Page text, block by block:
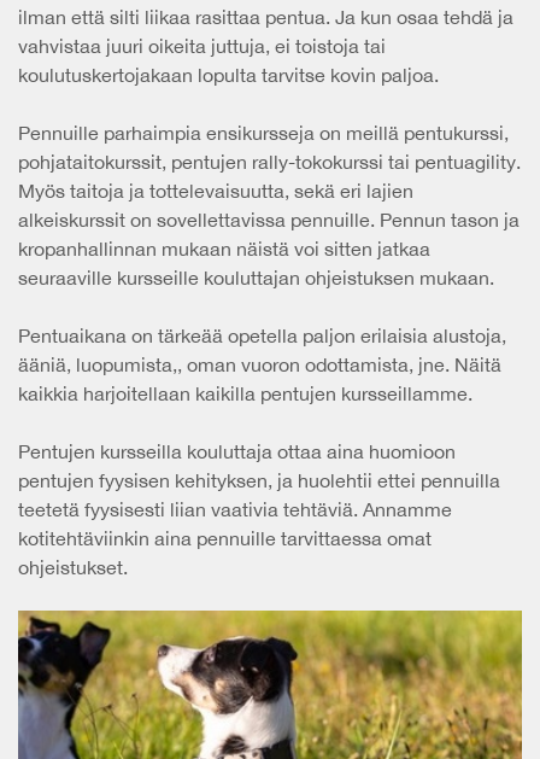
ilman että silti liikaa rasittaa pentua. Ja kun osaa tehdä ja
vahvistaa juuri oikeita juttuja, ei toistoja tai
koulutuskertojakaan lopulta tarvitse kovin paljoa.
Pennuille parhaimpia ensikursseja on meillä pentukurssi,
pohjataitokurssit, pentujen rally-tokokurssi tai pentuagility.
Myös taitoja ja tottelevaisuutta, sekä eri lajien
alkeiskurssit on sovellettavissa pennuille. Pennun tason ja
kropanhallinnan mukaan näistä voi sitten jatkaa
seuraaville kursseille kouluttajan ohjeistuksen mukaan.
Pentuaikana on tärkeää opetella paljon erilaisia alustoja,
ääniä, luopumista,, oman vuoron odottamista, jne. Näitä
kaikkia harjoitellaan kaikilla pentujen kursseillamme.
Pentujen kursseilla kouluttaja ottaa aina huomioon
pentujen fyysisen kehityksen, ja huolehtii ettei pennuilla
teetetä fyysisesti liian vaativia tehtäviä. Annamme
kotitehtäviinkin aina pennuille tarvittaessa omat
ohjeistukset.